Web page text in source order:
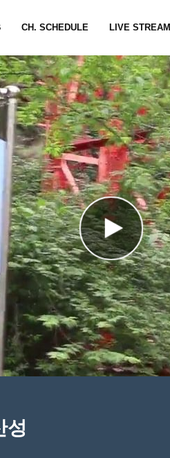
CH. SCHEDULE LIVE STREAM
성